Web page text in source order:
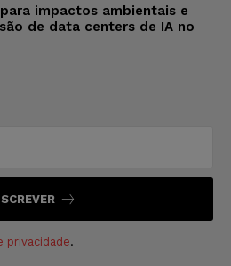
impactos ambientais e
de data centers de IA no
privacidade.